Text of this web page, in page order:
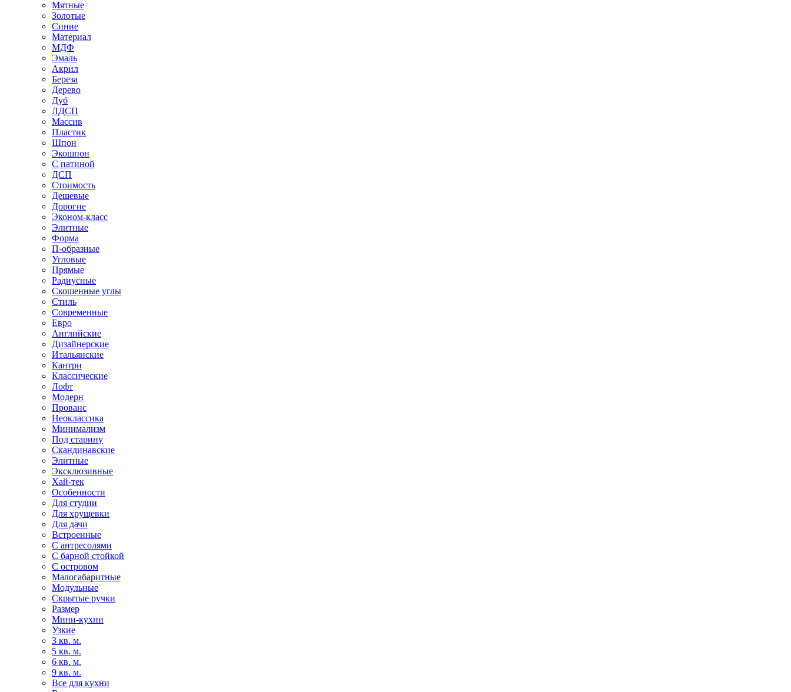
Мятные
Золотые
Синие
Материал
МДФ
Эмаль
Акрил
Береза
Дерево
Дуб
ЛДСП
Массив
Пластик
Шпон
Экошпон
С патиной
ДСП
Стоимость
Дешевые
Дорогие
Эконом-класс
Элитные
Форма
П-образные
Угловые
Прямые
Радиусные
Скошенные углы
Стиль
Современные
Евро
Английские
Дизайнерские
Итальянские
Кантри
Классические
Лофт
Модерн
Прованс
Неоклассика
Минимализм
Под старину
Скандинавские
Элитные
Эксклюзивные
Хай-тек
Особенности
Для студии
Для хрущевки
Для дачи
Встроенные
С антресолями
С барной стойкой
С островом
Малогабаритные
Модульные
Скрытые ручки
Размер
Мини-кухни
Узкие
3 кв. м.
5 кв. м.
6 кв. м.
9 кв. м.
Все для кухни